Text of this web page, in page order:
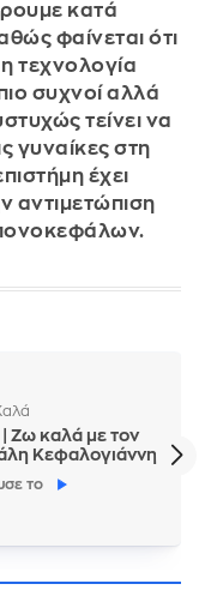
κατά
φαίνεται ότι
τεχνολογία
συχνοί αλλά
τείνει να
γυναίκες στη
έχει
αντιμετώπιση
| Ζω καλά με τον
Κεφαλογιάννη
το